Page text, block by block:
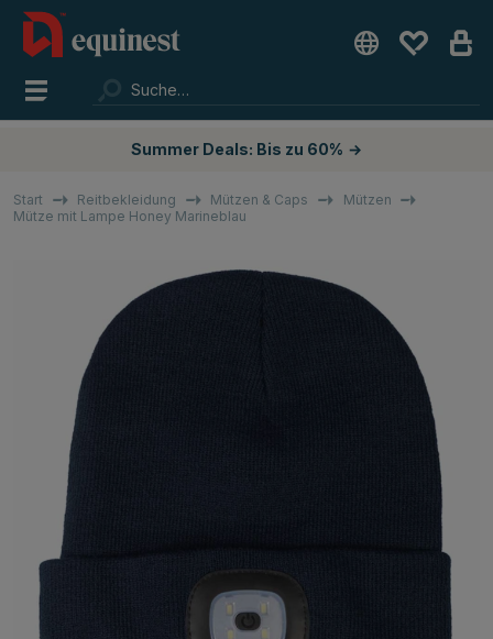
Summer Deals: Bis zu 60% →
Start Reitbekleidung Mützen & Caps
Mützen
Mütze mit Lampe Honey Marineblau